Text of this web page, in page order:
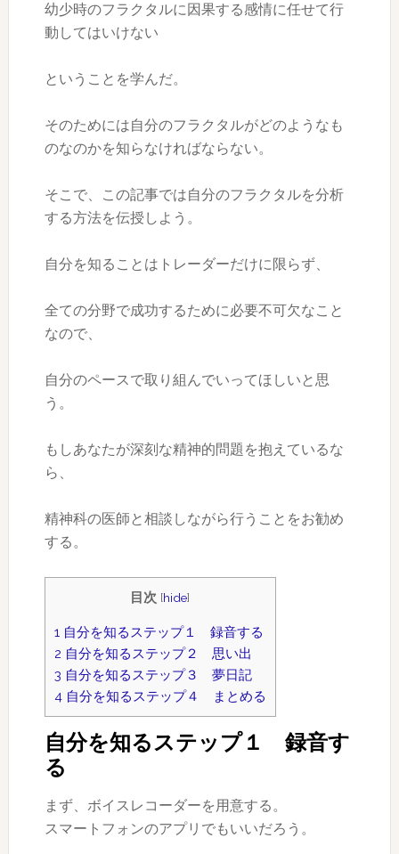
幼少時のフラクタルに因果する感情に任せて行
動してはいけない
ということを学んだ。
そのためには自分のフラクタルがどのようなも
のなのかを知らなければならない。
そこで、この記事では自分のフラクタルを分析
する方法を伝授しよう。
自分を知ることはトレーダーだけに限らず、
全ての分野で成功するために必要不可欠なこと
なので、
自分のペースで取り組んでいってほしいと思
う。
もしあなたが深刻な精神的問題を抱えているな
ら、
精神科の医師と相談しながら行うことをお勧め
する。
目次 [hide]
1自分を知るステップ１ 録音する
2自分を知るステップ２ 思い出
3 自分を知るステップ３ 夢日記
4自分を知るステップ４ まとめる
自分を知るステップ１ 録音す
る
まず、ボイスレコーダーを用意する。
スマートフォンのアプリでもいいだろう。